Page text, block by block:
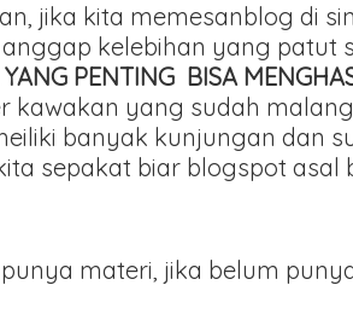
jika kita memesanblog di
kelebihan yang patut
PENTING BISA
kawakan yang sudah
banyak kunjungan dan
sepakat biar blogspot asal
materi, jika belum